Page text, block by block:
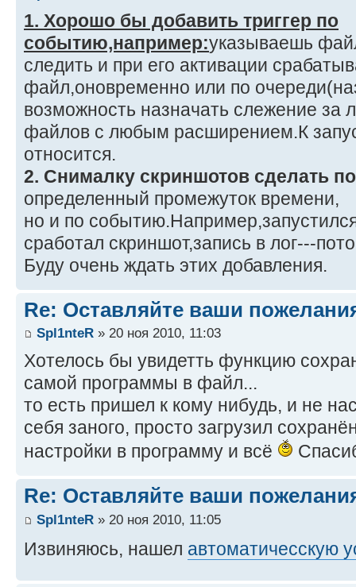
1. Хорошо бы добавить триггер по
событию,например:указываешь
следить и при его активации
файл,оновременно или по
возможность назначать слежение за
файлов с любым расширением.К
относится.
2. Снималку скриншотов сделать
определенный промежуток времени,
но и по
сработал скриншот,запись в лог---
Буду очень ждать этих добавления.
Re: Оставляйте ваши
Spl1nteR » 20 ноя 2010, 11:03
Хотелось бы увидетть функцию
самой программы в файл...
то есть пришел к кому нибудь, и не
себя заного, просто загрузил
настройки в программу и всё
Re: Оставляйте ваши
Spl1nteR » 20 ноя 2010, 11:05
Извиняюсь, нашел автоматичесскую